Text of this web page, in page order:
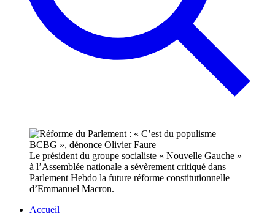
Le président du groupe socialiste « Nouvelle Gauche »
à l’Assemblée nationale a sévèrement critiqué dans
Parlement Hebdo la future réforme constitutionnelle
d’Emmanuel Macron.
Accueil